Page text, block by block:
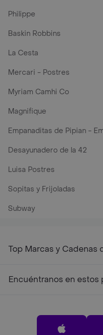
Philippe
Baskin Robbins
La Cesta
Mercari - Postres
Myriam Camhi Co
Magnifique
Empanaditas de Pipian -
Desayunadero de la 42
Luisa Postres
Sopitas y Frijoladas
Subway
Top Marcas y Cadenas
Encuéntranos en estos